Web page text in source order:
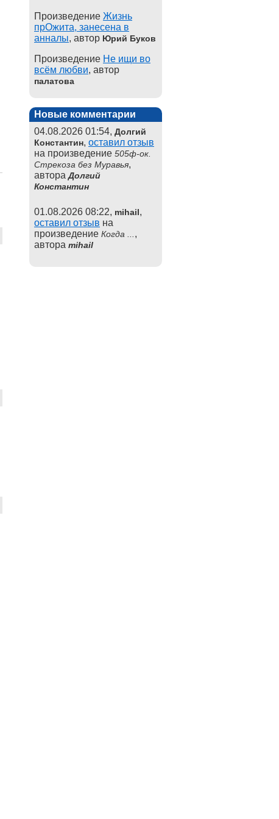
Произведение Жизнь
прОжита, занесена в
анналы, автор Юрий Буков
Произведение Не ищи во
всём любви, автор
палатова
Новые комментарии
04.08.2026 01:54, Долгий
Константин, оставил отзыв
на произведение 505ф-ок.
Стрекоза без Муравья,
автораДолгий
Константин
01.08.2026 08:22, mihail,
оставил отзыв на
произведение Когда ... ,
автора mihail